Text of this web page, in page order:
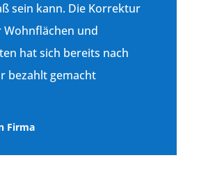
sein kann. Die Korrektur
Wohnflächen und
hat sich bereits nach
bezahlt gemacht
Firma